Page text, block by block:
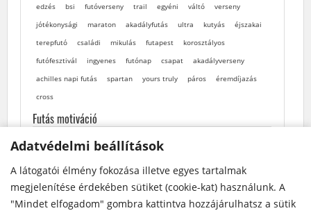
Adatvédelmi beállítások
A látogatói élmény fokozása illetve egyes tartalmak
megjelenítése érdekében sütiket (cookie-kat) használunk. A
"Mindet elfogadom" gombra kattintva hozzájárulhatsz a sütik
edzés
bsi futóverseny trail egyéni váltó
verseny
jótékonysági
maraton akadályfutás ultra kutyás
éjszakai
terepfutó
családi mikulás futapest
korosztályos
futófesztivál
ingyenes futónap csapat
akadályverseny
achilles napi futás
spartan yours truly páros
éremdíjazás
cross
Futás motiváció
Adatvédelmi beállítások
A látogatói élmény fokozása illetve egyes tartalmak
megjelenítése érdekében sütiket (cookie-kat) használunk. A
"Mindet elfogadom" gombra kattintva hozzájárulhatsz a sütik